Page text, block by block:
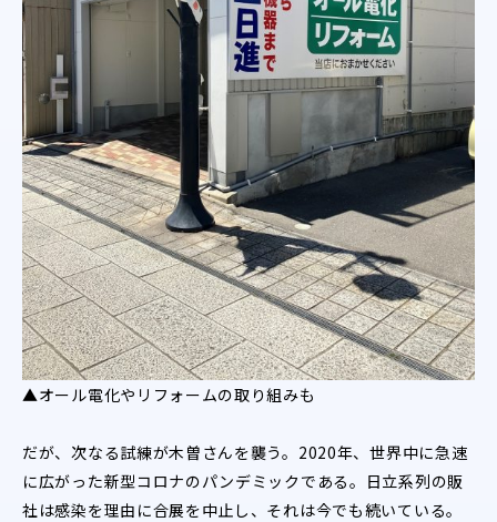
▲オール電化やリフォームの取り組みも
だが、次なる試練が木曽さんを襲う。2020年、世界中に急速
に広がった新型コロナのパンデミックである。日立系列の販
社は感染を理由に合展を中止し、それは今でも続いている。